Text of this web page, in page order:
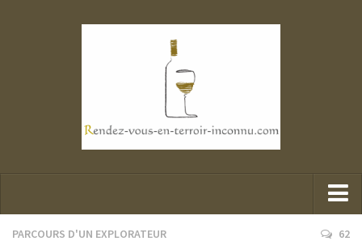
Parcours d’un explorateur
PARCOURS D'UN EXPLORATEUR 62